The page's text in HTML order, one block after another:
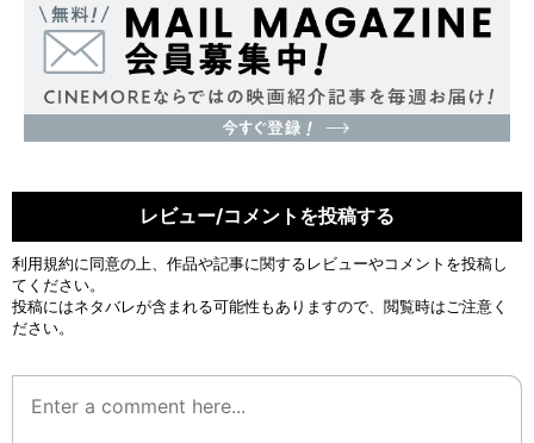
レビュー/コメントを投稿する
利用規約に同意の上、作品や記事に関するレビューやコメントを投稿し
てください。
投稿にはネタバレが含まれる可能性もありますので、閲覧時はご注意く
ださい。